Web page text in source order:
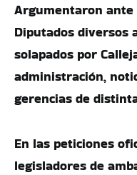
Argumentaron ante
Diputados diversos
solapados por
administración,
gerencias de
En las peticiones
legisladores de